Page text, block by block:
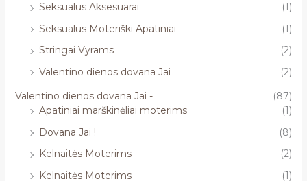
Seksualūs Aksesuarai
(1)
Seksualūs Moteriški Apatiniai
(1)
Stringai Vyrams
(2)
Valentino dienos dovana Jai
(2)
Valentino dienos dovana Jai -
(87)
Apatiniai marškinėliai moterims
(1)
Dovana Jai !
(8)
Kelnaitės Moterims
(2)
Kelnaitės Moterims
(1)